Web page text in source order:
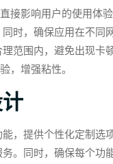
接影响用户的使用体
时，确保应用在不同
范围内，避免出现卡
，增强粘性。
，提供个性化定制
。同时，确保每个功